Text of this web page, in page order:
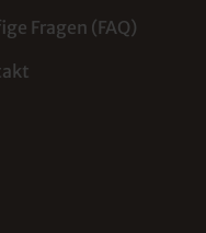
Fragen (FAQ)